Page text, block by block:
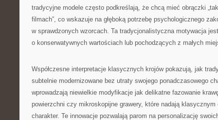
tradycyjne modele często podkreślają, że chcą mieć obrączki
filmach”, co wskazuje na głęboką potrzebę psychologicznego
w sprawdzonych wzorcach. Ta tradycjonalistyczna motywacja
o konserwatywnych wartościach lub pochodzących z małych
Współczesne interpretacje klasycznych krojów pokazują, jak
subtelnie modernizowane bez utraty swojego ponadczasowego
wprowadzają niewielkie modyfikacje jak delikatne fazowanie
powierzchni czy mikroskopijne grawery, które nadają
charakter. Te innowacje pozwalają parom na personalizację